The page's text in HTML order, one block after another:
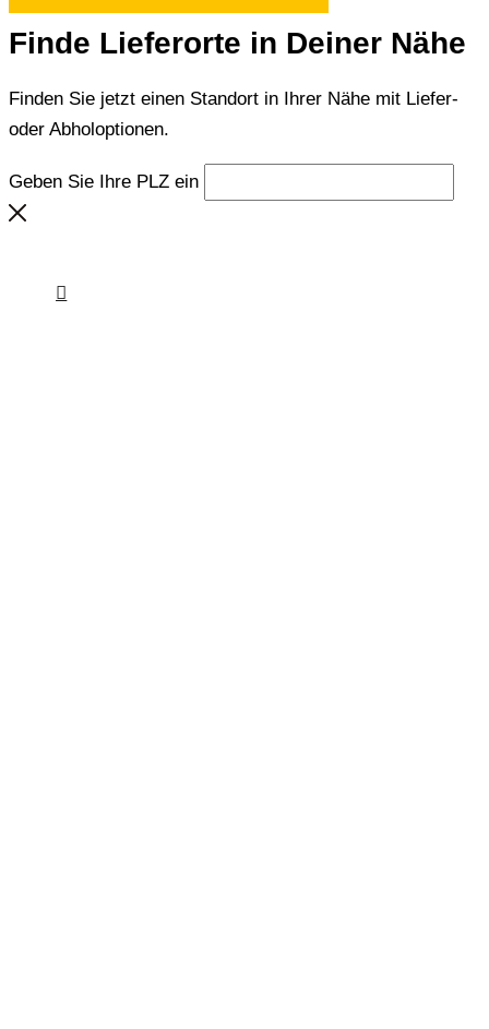
Finde Lieferorte in Deiner Nähe
Finden Sie jetzt einen Standort in Ihrer Nähe mit Liefer-
oder Abholoptionen.
Geben Sie Ihre PLZ ein